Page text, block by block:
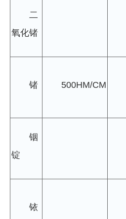
二
氧化锗
锗 500HM/CM
铟
锭
铱